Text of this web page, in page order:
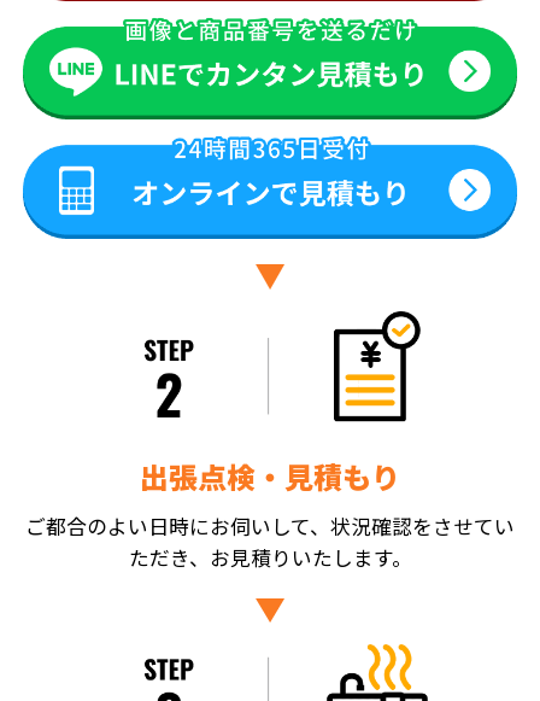
出張点検・見積もり
ご都合のよい日時にお伺いして、状況確認をさせてい
ただき、お見積りいたします。